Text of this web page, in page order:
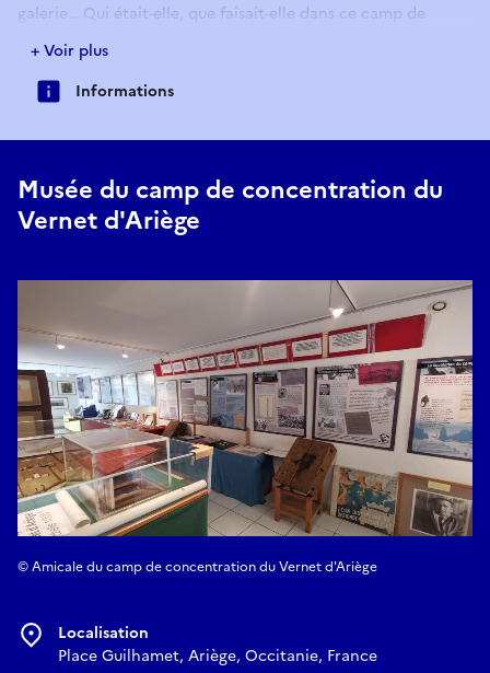
galerie… Qui était-elle, que faisait-elle dans ce camp de
concentration du Vernet d’Ariège… Vous le découvrirez en
vous plongeant dans ce premier catalogue des Éditions du
camp du Vernet. Ouvrez vos yeux, écarquillez les pour
+ Voir plus
Informations
Musée du camp de concentration du
Vernet d'Ariège
© Amicale du camp de concentration du Vernet d'Ariège
Localisation
Place Guilhamet, Ariège, Occitanie, France